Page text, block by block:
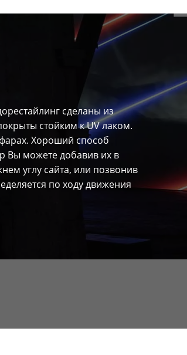
сделаны из
стойким к UV лаком.
Хороший способ
Вы можете добавив их в
углу сайта, или позвонив
по ходу движения